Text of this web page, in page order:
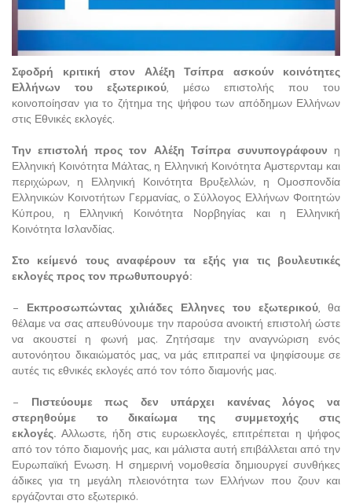
Σφοδρή κριτική στον Αλέξη Τσίπρα ασκούν κοινότητες
Ελλήνων του εξωτερικού , μέσω επιστολής που του
κοινοποίησαν για το ζήτημα της ψήφου των απόδημων Ελλήνων
στις Εθνικές εκλογές.
Την επιστολή προς τον Αλέξη Τσίπρα συνυπογράφουν η
Ελληνική Κοινότητα Μάλτας, η Ελληνική Κοινότητα Αμστερνταμ και
περιχώρων, η Ελληνική Κοινότητα Βρυξελλών, η Ομοσπονδία
Ελληνικών Κοινοτήτων Γερμανίας, ο Σύλλογος Ελλήνων Φοιτητών
Κύπρου, η Ελληνική Κοινότητα Νορβηγίας και η Ελληνική
Κοινότητα Ισλανδίας.
Στο κείμενό τους αναφέρουν τα εξής για τις βουλευτικές
εκλογές προς τον πρωθυπουργό:
– Εκπροσωπώντας χιλιάδες Ελληνες του εξωτερικού , θα
θέλαμε να σας απευθύνουμε την παρούσα ανοικτή επιστολή ώστε
να ακουστεί η φωνή μας. Ζητήσαμε την αναγνώριση ενός
αυτονόητου δικαιώματός μας, να μάς επιτραπεί να ψηφίσουμε σε
αυτές τις εθνικές εκλογές από τον τόπο διαμονής μας.
– Πιστεύουμε πως δεν υπάρχει κανένας λόγος να
στερηθούμε το δικαίωμα της συμμετοχής στις
εκλογές. Αλλωστε, ήδη στις ευρωεκλογές, επιτρέπεται η ψήφος
από τον τόπο διαμονής μας, και μάλιστα αυτή επιβάλλεται από την
Ευρωπαϊκή Ενωση. Η σημερινή νομοθεσία δημιουργεί συνθήκες
άδικες για τη μεγάλη πλειονότητα των Ελλήνων που ζουν και
εργάζονται στο εξωτερικό.